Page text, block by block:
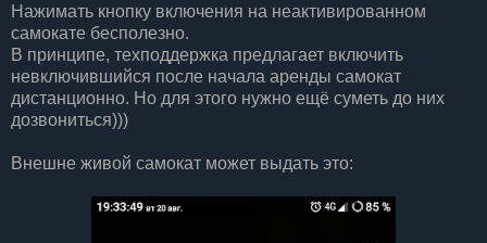
Нажимать кнопку включения на неактивированном
самокате бесполезно.
В принципе, техподдержка предлагает включить
невключившийся после начала аренды самокат
дистанционно. Но для этого нужно ещё суметь до них
дозвониться)))
Внешне живой самокат может выдать это: